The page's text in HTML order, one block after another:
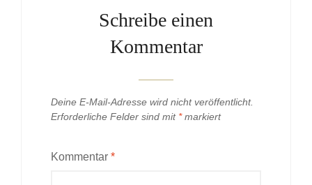
Schreibe einen
Kommentar
Deine E-Mail-Adresse wird nicht veröffentlicht.
Erforderliche Felder sind mit *markiert
Kommentar *